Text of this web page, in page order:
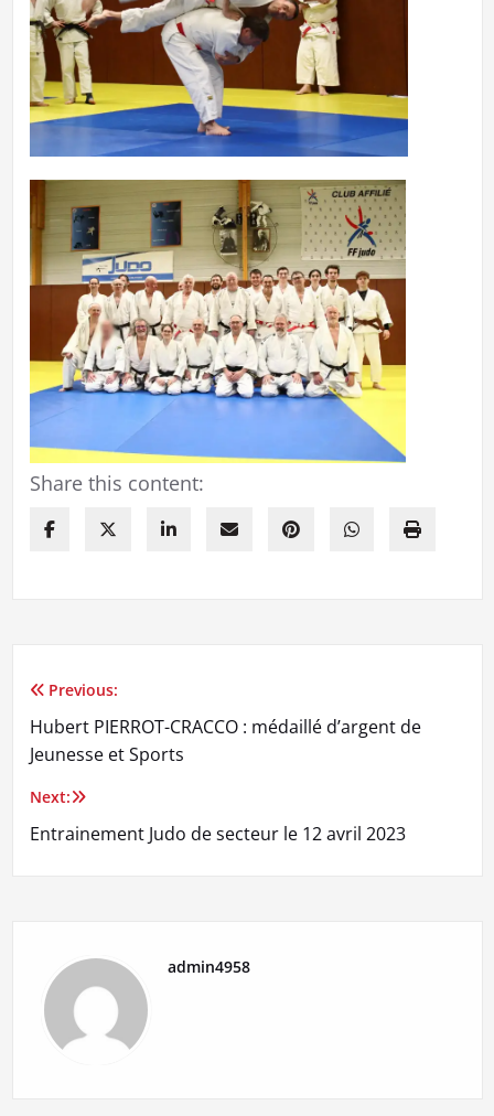
Share this content:
Navigation
de
l’article
Previous:
Hubert PIERROT-CRACCO : médaillé d’argent de
Jeunesse et Sports
Next:
Entrainement Judo de secteur le 12 avril 2023
admin4958